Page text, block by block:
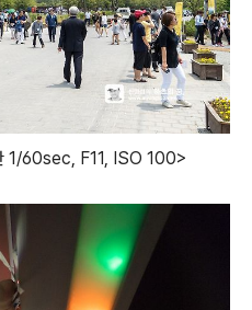
1/60sec, F11, ISO 100>